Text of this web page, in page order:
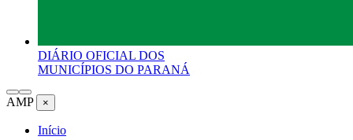
DIÁRIO OFICIAL DOS
MUNICÍPIOS DO PARANÁ
AMP ×
Início